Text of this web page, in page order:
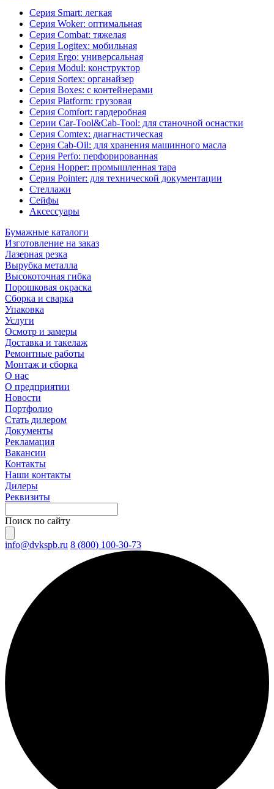
Серия Smart: легкая
Серия Woker: оптимальная
Серия Combat: тяжелая
Серия Logitex: мобильная
Серия Ergo: универсальная
Серия Modul: конструктор
Серия Sortex: органайзер
Серия Boxes: с контейнерами
Серия Platform: грузовая
Серия Comfort: гардеробная
Серии Car-Tool&Cab-Tool: для станочной оснастки
Серия Comtex: диагнастическая
Серия Cab-Oil: для хранения машинного масла
Серия Perfo: перфорированная
Серия Hopper: промышленная тара
Серия Pointer: для технической документации
Стеллажи
Сейфы
Аксессуары
Бумажные каталоги
Изготовление на заказ
Лазерная резка
Вырубка металла
Высокоточная гибка
Порошковая окраска
Сборка и сварка
Упаковка
Услуги
Осмотр и замеры
Доставка и такелаж
Ремонтные работы
Монтаж и сборка
О нас
О предприятии
Новости
Портфолио
Стать дилером
Документы
Рекламация
Вакансии
Контакты
Наши контакты
Дилеры
Реквизиты
Поиск по сайту
info@dvkspb.ru 8 (800) 100-30-73